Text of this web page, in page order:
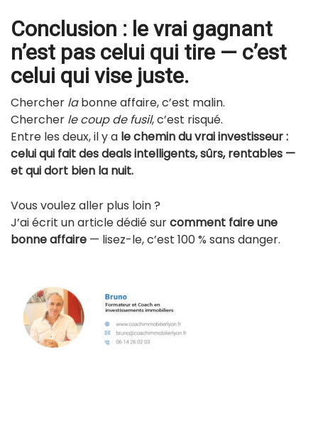
Conclusion : le vrai gagnant
n’est pas celui qui tire — c’est
celui qui vise juste.
Chercher labonne affaire, c’est malin.
Chercher le coup de fusil, c’est risqué.
Entre les deux, il y a le chemin du vrai investisseur :
celui qui fait des deals intelligents, sûrs, rentables —
et qui dort bien la nuit.
Vous voulez aller plus loin ?
J’ai écrit un article dédié surcomment faire une
bonne affaire — lisez-le, c’est 100 % sans danger.